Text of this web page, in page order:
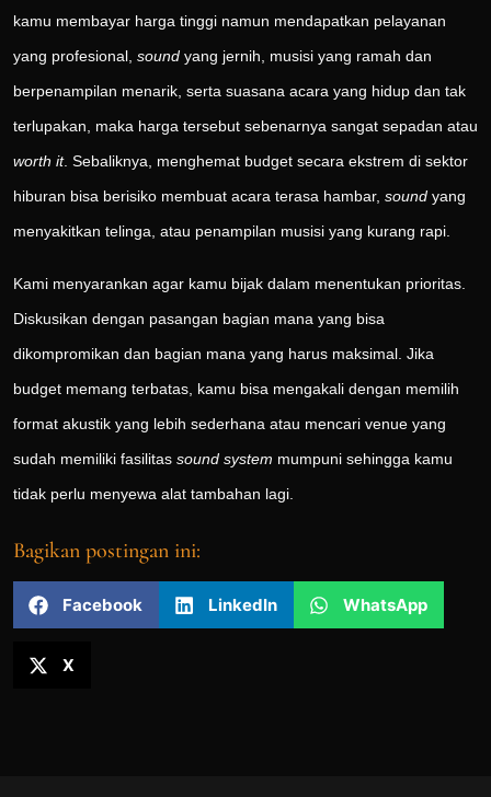
kamu membayar harga tinggi namun mendapatkan pelayanan
yang profesional, sound yang jernih, musisi yang ramah dan
berpenampilan menarik, serta suasana acara yang hidup dan tak
terlupakan, maka harga tersebut sebenarnya sangat sepadan atau
worth it. Sebaliknya, menghemat budget secara ekstrem di sektor
hiburan bisa berisiko membuat acara terasa hambar, sound yang
menyakitkan telinga, atau penampilan musisi yang kurang rapi.
Kami menyarankan agar kamu bijak dalam menentukan prioritas.
Diskusikan dengan pasangan bagian mana yang bisa
dikompromikan dan bagian mana yang harus maksimal. Jika
budget memang terbatas, kamu bisa mengakali dengan memilih
format akustik yang lebih sederhana atau mencari venue yang
sudah memiliki fasilitas sound system mumpuni sehingga kamu
tidak perlu menyewa alat tambahan lagi.
Bagikan postingan ini:
Facebook LinkedIn WhatsApp
X